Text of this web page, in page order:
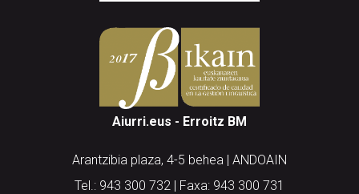
Aiurri.eus - Erroitz BM
Arantzibia plaza, 4-5 behea | ANDOAIN
Tel.: 943 300 732 | Faxa: 943 300 731